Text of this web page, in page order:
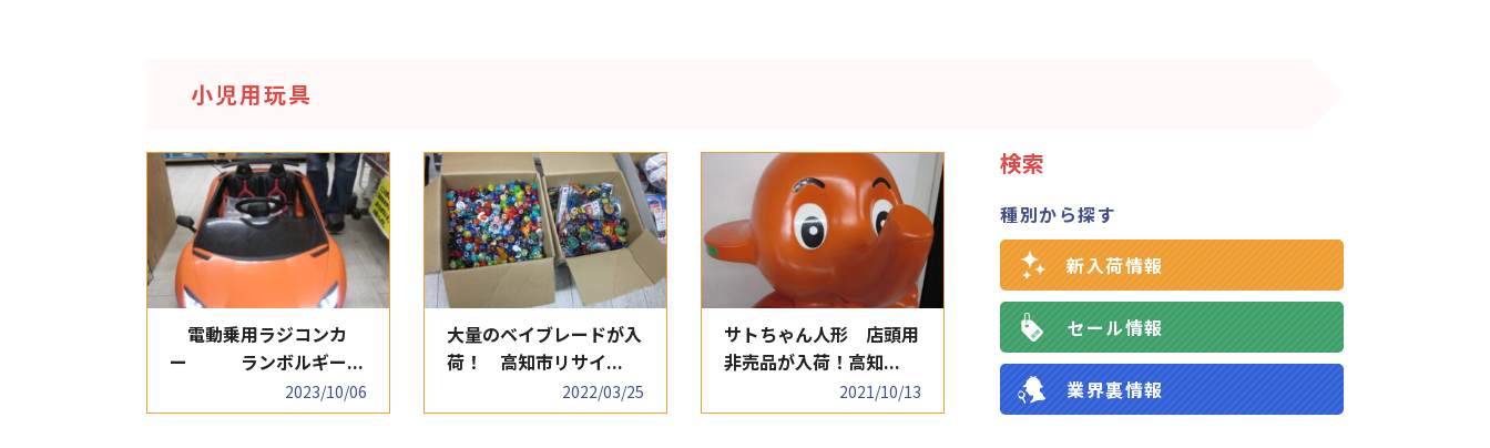
小児用玩具
電動乗用ラジコンカ
ー ランボルギー...
2023/10/06
大量のベイブレードが入
荷！ 高知市リサイ...
2022/03/25
サトちゃん人形 店頭用
非売品が入荷！高知...
2021/10/13
検索
種別から探す
新入荷情報
セール情報
業界裏情報